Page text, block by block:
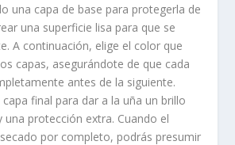
una capa de base para protegerla de
una superficie lisa para que se
A continuación, elige el color que
capas, asegurándote de que cada
antes de la siguiente.
final para dar a la uña un brillo
una protección extra. Cuando el
por completo, podrás presumir